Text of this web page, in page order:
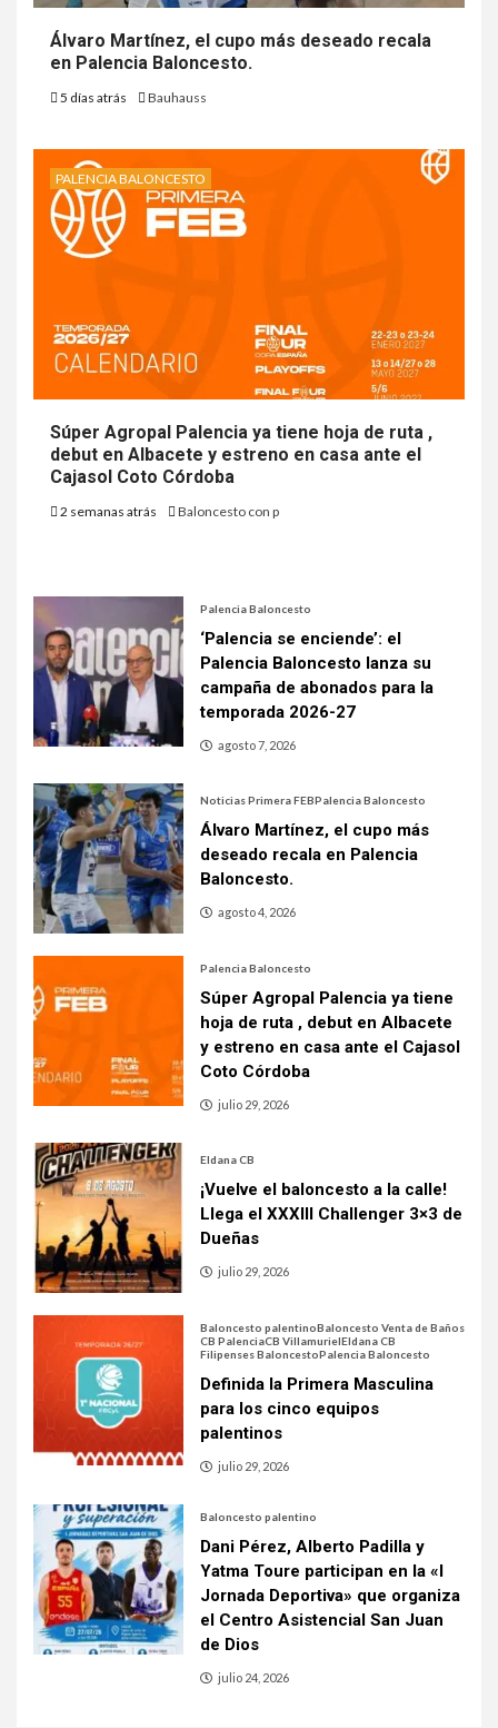
Álvaro Martínez, el cupo más deseado recala
en Palencia Baloncesto.
5 días atrás Bauhauss
PALENCIA BALONCESTO
Súper Agropal Palencia ya tiene hoja de ruta ,
debut en Albacete y estreno en casa ante el
Cajasol Coto Córdoba
2 semanas atrás Baloncesto con p
Palencia Baloncesto
‘Palencia se enciende’: el
Palencia Baloncesto lanza su
campaña de abonados para la
temporada 2026-27
agosto 7, 2026
Noticias Primera FEBPalencia Baloncesto
Álvaro Martínez, el cupo más
deseado recala en Palencia
Baloncesto.
agosto 4, 2026
Palencia Baloncesto
Súper Agropal Palencia ya tiene
hoja de ruta , debut en Albacete
y estreno en casa ante el Cajasol
Coto Córdoba
julio 29, 2026
Eldana CB
¡Vuelve el baloncesto a la calle!
Llega el XXXIII Challenger 3×3 de
Dueñas
julio 29, 2026
Baloncesto palentinoBaloncesto Venta de Baños
CB PalenciaCB VillamurielEldana CB
Filipenses BaloncestoPalencia Baloncesto
Definida la Primera Masculina
para los cinco equipos
palentinos
julio 29, 2026
Baloncesto palentino
Dani Pérez, Alberto Padilla y
Yatma Toure participan en la «I
Jornada Deportiva» que organiza
el Centro Asistencial San Juan
de Dios
julio 24, 2026